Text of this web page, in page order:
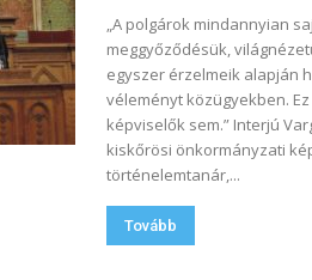
„A polgárok mindannyian
meggyőződésük,
egyszer érzelmeik alapján
véleményt közügyekben.
képviselők sem.” Interjú
kiskőrösi önkormányzati
történelemtanár,...
Tovább